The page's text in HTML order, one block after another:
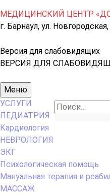
МЕДИЦИНСКИЙ ЦЕНТР
г. Барнаул, ул.
Версия для слабовидящих
ВЕРСИЯ ДЛЯ
Основное
меню
Меню
Найти:
УСЛУГИ
ПЕДИАТРИЯ
Кардиология
НЕВРОЛОГИЯ
ЭКГ
Психологическая помощь
Мануальная терапия и
МАССАЖ